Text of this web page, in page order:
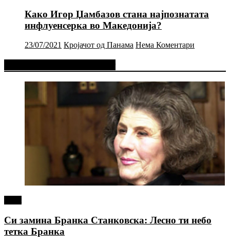
Како Игор Џамбазов стана најпознатата
инфлуенсерка во Македонија?
23/07/2021 Кројачот од Панама Нема Коментари
Си замина Бранка Станковска: Лесно ти небо
тетка Бранка